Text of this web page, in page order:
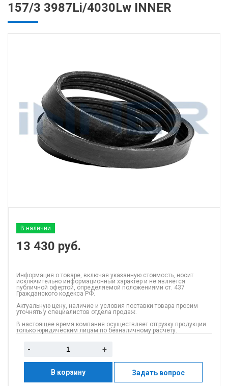
157/3 3987Li/4030Lw INNER
В наличии
13 430 руб.
Информация о товаре, включая указанную стоимость, носит
исключительно информационный характер и не является
публичной офертой, определяемой положениями ст. 437
Гражданского кодекса РФ.
Актуальную цену, наличие и условия поставки товара просим
уточнять у специалистов отдела продаж.
В настоящее время компания осуществляет отгрузку продукции
только юридическим лицам по безналичному расчету.
- +
В корзину Задать вопрос